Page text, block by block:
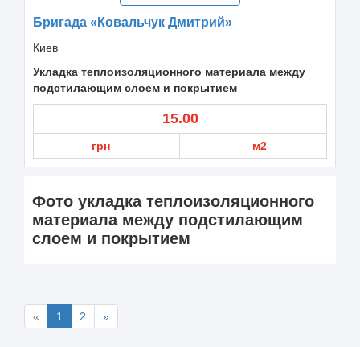
Бригада «Ковальчук Дмитрий»
Киев
Укладка теплоизоляционного материала между
подстилающим слоем и покрытием
15.00
грн м2
Фото укладка теплоизоляционного
материала между подстилающим
слоем и покрытием
« 1 2 »